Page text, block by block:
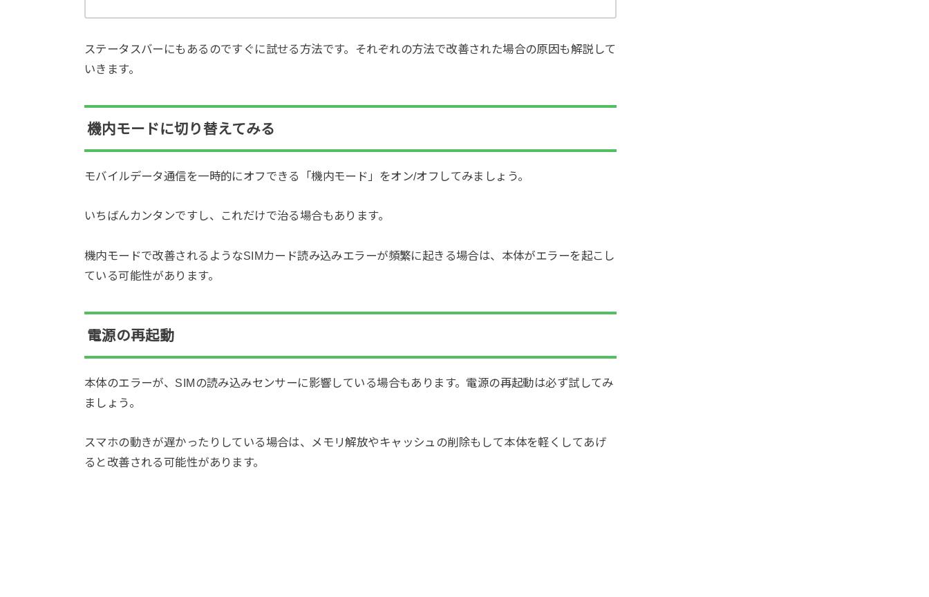
ステータスバーにもあるのですぐに試せる方法です。それぞれの方法で改善された場合の原因も解説して
いきます。
機内モードに切り替えてみる
モバイルデータ通信を一時的にオフできる「機内モード」をオン/オフしてみましょう。
いちばんカンタンですし、これだけで治る場合もあります。
機内モードで改善されるようなSIMカード読み込みエラーが頻繁に起きる場合は、本体がエラーを起こし
ている可能性があります。
電源の再起動
本体のエラーが、SIMの読み込みセンサーに影響している場合もあります。電源の再起動は必ず試してみ
ましょう。
スマホの動きが遅かったりしている場合は、メモリ解放やキャッシュの削除もして本体を軽くしてあげ
ると改善される可能性があります。